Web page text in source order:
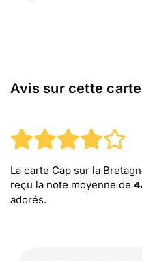
Avis sur cette carte
La carte Cap sur la
reçu la note moyenne de 4
adorés.